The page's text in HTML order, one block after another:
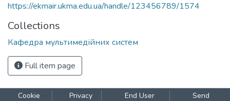
https://ekmair.ukma.edu.ua/handle/123456789/1574
Collections
Кафедра мультимедійних систем
Full item page
Cookie
Privacy
End User
Send